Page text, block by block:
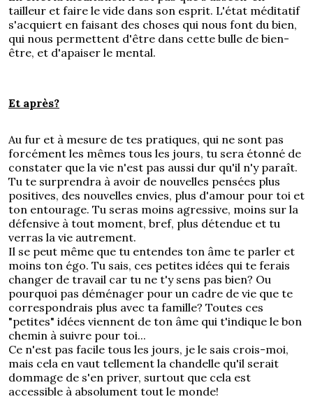
tailleur et faire le vide dans son esprit. L'état méditatif
s'acquiert en faisant des choses qui nous font du bien,
qui nous permettent d'être dans cette bulle de bien-
être, et d'apaiser le mental.
Et après?
Au fur et à mesure de tes pratiques, qui ne sont pas
forcément les mêmes tous les jours, tu sera étonné de
constater que la vie n'est pas aussi dur qu'il n'y paraît.
Tu te surprendra à avoir de nouvelles pensées plus
positives, des nouvelles envies, plus d'amour pour toi et
ton entourage. Tu seras moins agressive, moins sur la
défensive à tout moment, bref, plus détendue et tu
verras la vie autrement.
Il se peut même que tu entendes ton âme te parler et
moins ton égo. Tu sais, ces petites idées qui te ferais
changer de travail car tu ne t'y sens pas bien? Ou
pourquoi pas déménager pour un cadre de vie que te
correspondrais plus avec ta famille? Toutes ces
"petites" idées viennent de ton âme qui t'indique le bon
chemin à suivre pour toi...
Ce n'est pas facile tous les jours, je le sais crois-moi,
mais cela en vaut tellement la chandelle qu'il serait
dommage de s'en priver, surtout que cela est
accessible à absolument tout le monde!